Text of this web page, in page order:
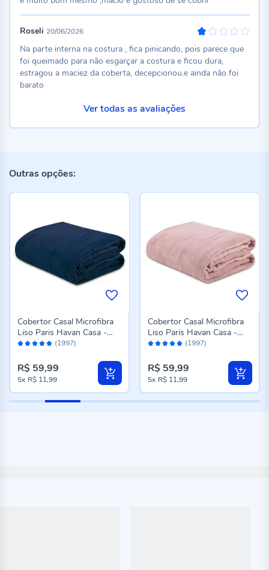
Roseli 20/06/2026
Na parte interna na costura , fica pinicando, pois parece que
foi queimado para não esgarçar a costura e ficou dura,
estragou a maciez da coberta, decepcionou.e ainda não foi
barato
Ver todas as avaliações
Outras opções:
Avaliação: (1997)
Cobertor Casal Microfibra
Liso Paris Havan Casa -
Azul Profundo
R$ 59,99
5x R$ 11,99
Avaliação: (1997)
Cobertor Casal Microfibra
Liso Paris Havan Casa -
Rose
R$ 59,99
5x R$ 11,99